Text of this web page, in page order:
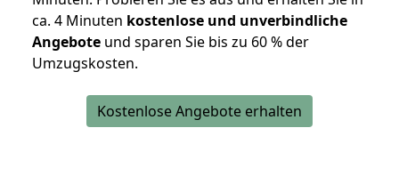
ca. 4 Minuten kostenlose und unverbindliche
Angebote und sparen Sie bis zu 60 % der
Umzugskosten.
Kostenlose Angebote erhalten